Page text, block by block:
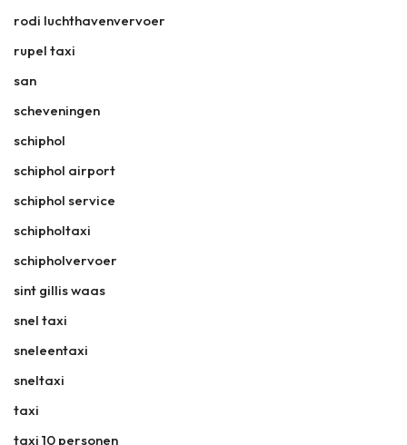
rodi luchthavenvervoer
rupel taxi
san
scheveningen
schiphol
schiphol airport
schiphol service
schipholtaxi
schipholvervoer
sint gillis waas
snel taxi
sneleentaxi
sneltaxi
taxi
taxi 10 personen